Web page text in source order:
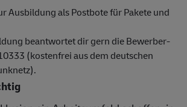
Ausbildung als Postbote für Pakete und
beantwortet dir gern die Bewerber-
(kostenfrei aus dem deutschen